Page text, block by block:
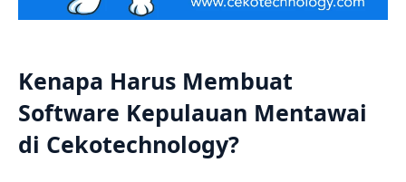
Kenapa Harus Membuat
Software Kepulauan Mentawai
di Cekotechnology?